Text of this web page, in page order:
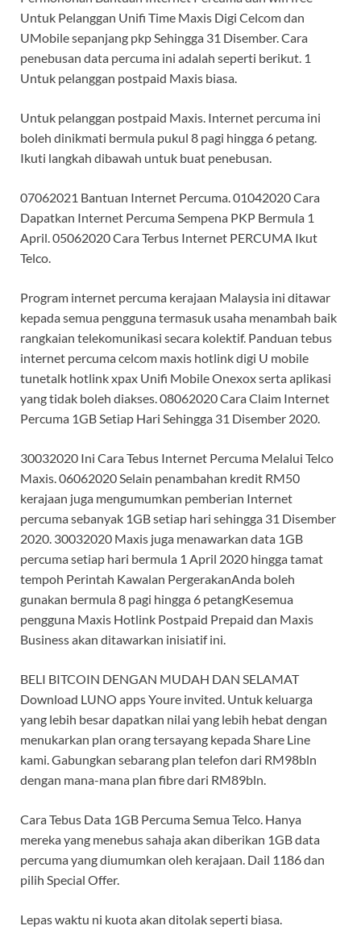
Untuk Pelanggan Unifi Time Maxis Digi Celcom dan
UMobile sepanjang pkp Sehingga 31 Disember. Cara
penebusan data percuma ini adalah seperti berikut. 1
Untuk pelanggan postpaid Maxis biasa.
Untuk pelanggan postpaid Maxis. Internet percuma ini
boleh dinikmati bermula pukul 8 pagi hingga 6 petang.
Ikuti langkah dibawah untuk buat penebusan.
07062021 Bantuan Internet Percuma. 01042020 Cara
Dapatkan Internet Percuma Sempena PKP Bermula 1
April. 05062020 Cara Terbus Internet PERCUMA Ikut
Telco.
Program internet percuma kerajaan Malaysia ini ditawar
kepada semua pengguna termasuk usaha menambah baik
rangkaian telekomunikasi secara kolektif. Panduan tebus
internet percuma celcom maxis hotlink digi U mobile
tunetalk hotlink xpax Unifi Mobile Onexox serta aplikasi
yang tidak boleh diakses. 08062020 Cara Claim Internet
Percuma 1GB Setiap Hari Sehingga 31 Disember 2020.
30032020 Ini Cara Tebus Internet Percuma Melalui Telco
Maxis. 06062020 Selain penambahan kredit RM50
kerajaan juga mengumumkan pemberian Internet
percuma sebanyak 1GB setiap hari sehingga 31 Disember
2020. 30032020 Maxis juga menawarkan data 1GB
percuma setiap hari bermula 1 April 2020 hingga tamat
tempoh Perintah Kawalan PergerakanAnda boleh
gunakan bermula 8 pagi hingga 6 petangKesemua
pengguna Maxis Hotlink Postpaid Prepaid dan Maxis
Business akan ditawarkan inisiatif ini.
BELI BITCOIN DENGAN MUDAH DAN SELAMAT
Download LUNO apps Youre invited. Untuk keluarga
yang lebih besar dapatkan nilai yang lebih hebat dengan
menukarkan plan orang tersayang kepada Share Line
kami. Gabungkan sebarang plan telefon dari RM98bln
dengan mana-mana plan fibre dari RM89bln.
Cara Tebus Data 1GB Percuma Semua Telco. Hanya
mereka yang menebus sahaja akan diberikan 1GB data
percuma yang diumumkan oleh kerajaan. Dail 1186 dan
pilih Special Offer.
Lepas waktu ni kuota akan ditolak seperti biasa.